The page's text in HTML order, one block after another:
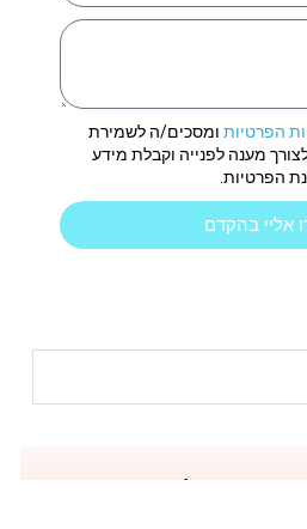
הפרטיות ומסכים/ה לשמירת
מענה לפנייה וקבלת מידע
הפרטיות.
אליי בהקדם